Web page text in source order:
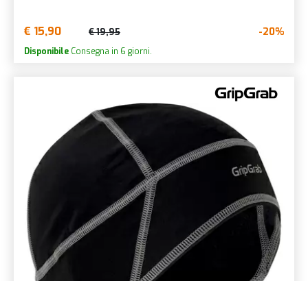
€ 15,90 € 19,95 -20%
Disponibile Consegna in 6 giorni.